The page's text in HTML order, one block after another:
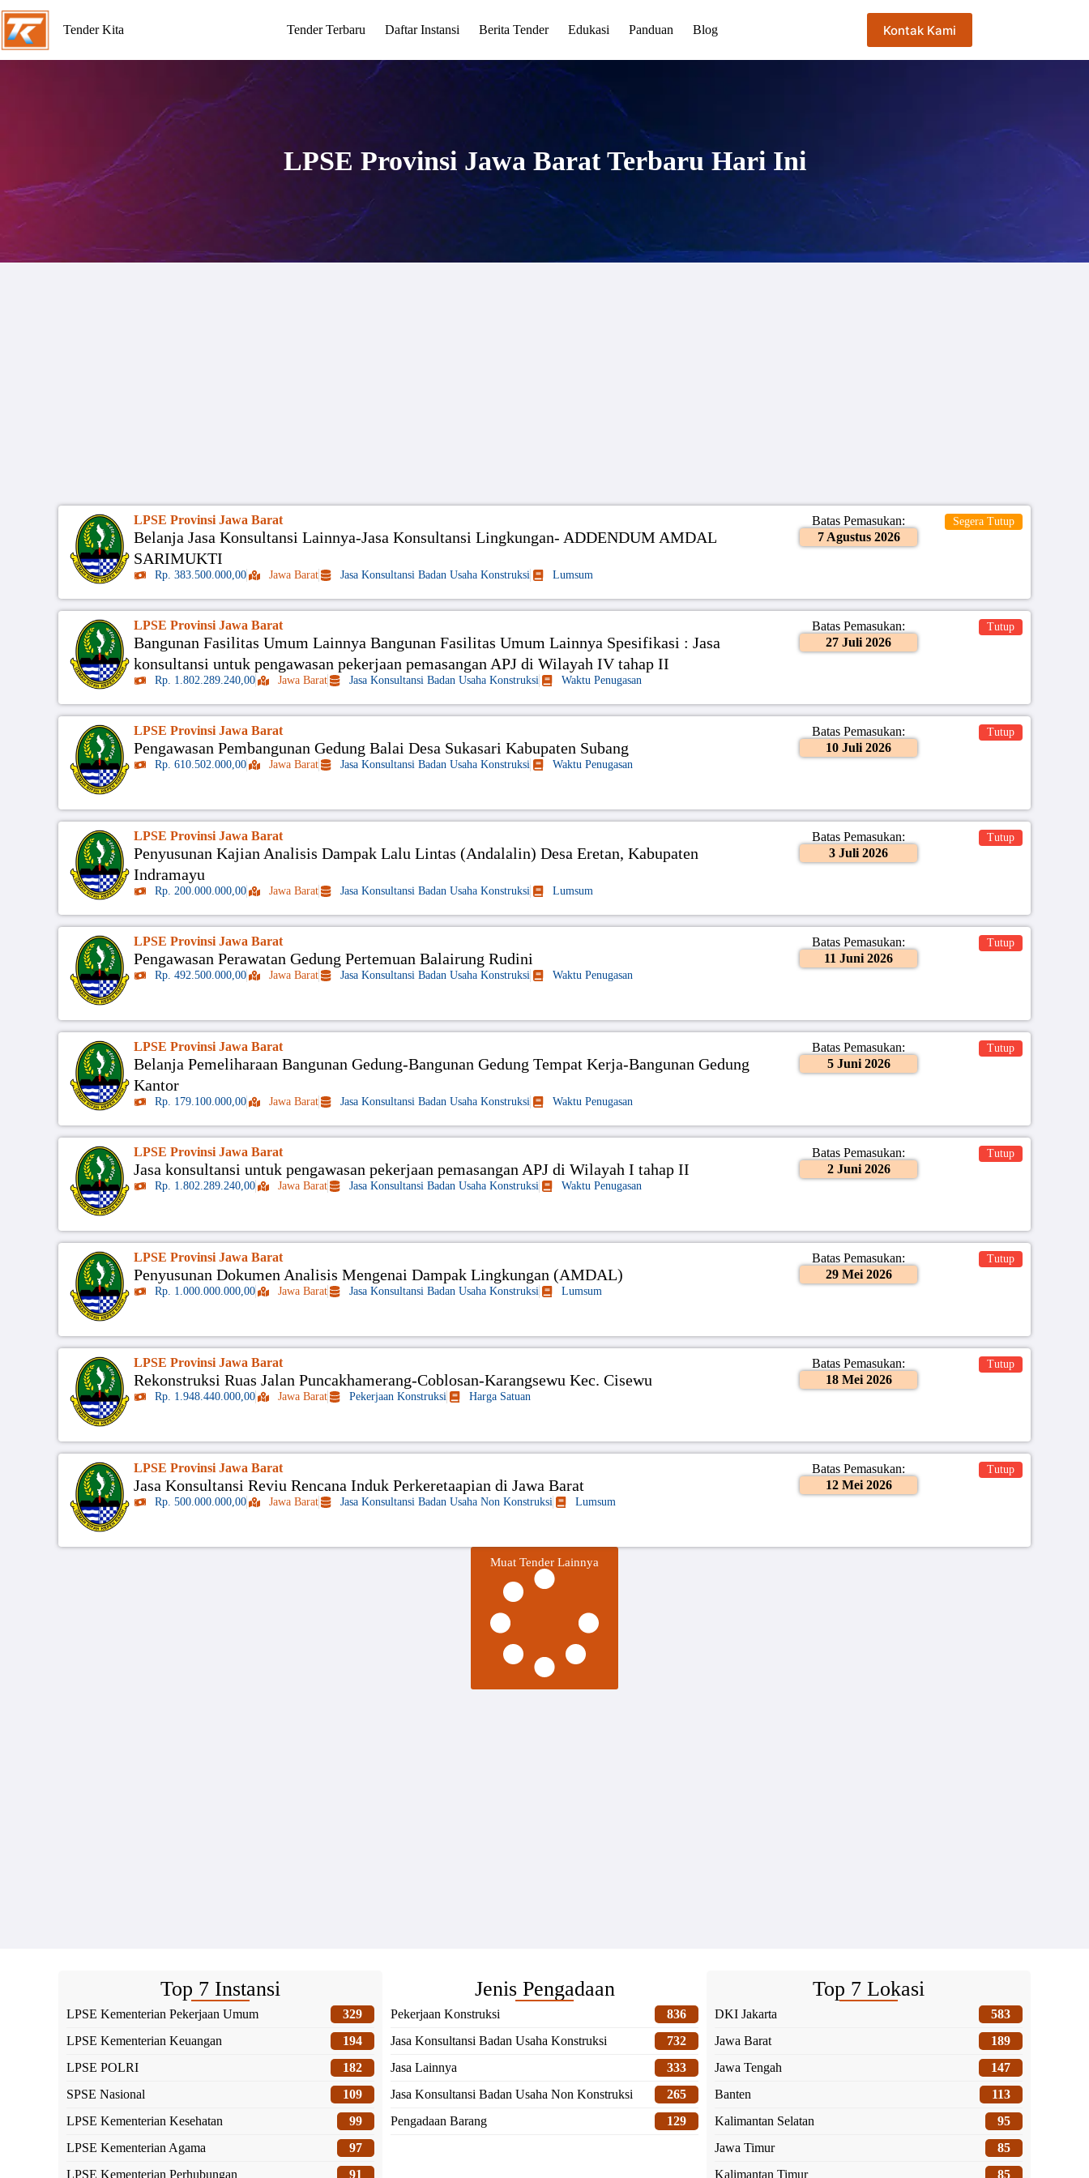
Tender Kita Tender Terbaru Daftar Instansi Berita Tender Edukasi Panduan Blog Kontak Kami
LPSE Provinsi Jawa Barat Terbaru Hari Ini
LPSE Provinsi Jawa Barat
Belanja Jasa Konsultansi Lainnya-Jasa Konsultansi Lingkungan- ADDENDUM AMDAL
SARIMUKTI
Rp. 383.500.000,00 Jawa Barat Jasa Konsultansi Badan Usaha Konstruksi Lumsum
Batas Pemasukan:
7 Agustus 2026
Segera Tutup
LPSE Provinsi Jawa Barat
Bangunan Fasilitas Umum Lainnya Bangunan Fasilitas Umum Lainnya Spesifikasi : Jasa
konsultansi untuk pengawasan pekerjaan pemasangan APJ di Wilayah IV tahap II
Rp. 1.802.289.240,00 Jawa Barat Jasa Konsultansi Badan Usaha Konstruksi Waktu Penugasan
Batas Pemasukan:
27 Juli 2026
Tutup
LPSE Provinsi Jawa Barat
Pengawasan Pembangunan Gedung Balai Desa Sukasari Kabupaten Subang
Rp. 610.502.000,00 Jawa Barat Jasa Konsultansi Badan Usaha Konstruksi Waktu Penugasan
Batas Pemasukan:
10 Juli 2026
Tutup
LPSE Provinsi Jawa Barat
Penyusunan Kajian Analisis Dampak Lalu Lintas (Andalalin) Desa Eretan, Kabupaten
Indramayu
Rp. 200.000.000,00 Jawa Barat Jasa Konsultansi Badan Usaha Konstruksi Lumsum
Batas Pemasukan:
3 Juli 2026
Tutup
LPSE Provinsi Jawa Barat
Pengawasan Perawatan Gedung Pertemuan Balairung Rudini
Rp. 492.500.000,00 Jawa Barat Jasa Konsultansi Badan Usaha Konstruksi Waktu Penugasan
Batas Pemasukan:
11 Juni 2026
Tutup
LPSE Provinsi Jawa Barat
Belanja Pemeliharaan Bangunan Gedung-Bangunan Gedung Tempat Kerja-Bangunan Gedung
Kantor
Rp. 179.100.000,00 Jawa Barat Jasa Konsultansi Badan Usaha Konstruksi Waktu Penugasan
Batas Pemasukan:
5 Juni 2026
Tutup
LPSE Provinsi Jawa Barat
Jasa konsultansi untuk pengawasan pekerjaan pemasangan APJ di Wilayah I tahap II
Rp. 1.802.289.240,00 Jawa Barat Jasa Konsultansi Badan Usaha Konstruksi Waktu Penugasan
Batas Pemasukan:
2 Juni 2026
Tutup
LPSE Provinsi Jawa Barat
Penyusunan Dokumen Analisis Mengenai Dampak Lingkungan (AMDAL)
Rp. 1.000.000.000,00 Jawa Barat Jasa Konsultansi Badan Usaha Konstruksi Lumsum
Batas Pemasukan:
29 Mei 2026
Tutup
LPSE Provinsi Jawa Barat
Rekonstruksi Ruas Jalan Puncakhamerang-Coblosan-Karangsewu Kec. Cisewu
Rp. 1.948.440.000,00 Jawa Barat Pekerjaan Konstruksi Harga Satuan
Batas Pemasukan:
18 Mei 2026
Tutup
LPSE Provinsi Jawa Barat
Jasa Konsultansi Reviu Rencana Induk Perkeretaapian di Jawa Barat
Rp. 500.000.000,00 Jawa Barat Jasa Konsultansi Badan Usaha Non Konstruksi Lumsum
Batas Pemasukan:
12 Mei 2026
Tutup
Muat Tender Lainnya
Top 7 Instansi
LPSE Kementerian Pekerjaan Umum
329
LPSE Kementerian Keuangan
194
LPSE POLRI
182
SPSE Nasional
109
LPSE Kementerian Kesehatan
99
LPSE Kementerian Agama
97
LPSE Kementerian Perhubungan
91
Jenis Pengadaan
Pekerjaan Konstruksi
836
Jasa Konsultansi Badan Usaha Konstruksi
732
Jasa Lainnya
333
Jasa Konsultansi Badan Usaha Non Konstruksi
265
Pengadaan Barang
129
Top 7 Lokasi
DKI Jakarta
583
Jawa Barat
189
Jawa Tengah
147
Banten
113
Kalimantan Selatan
95
Jawa Timur
85
Kalimantan Timur
85